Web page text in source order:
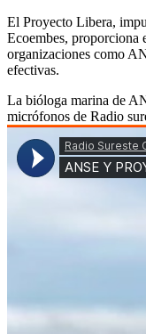
El Proyecto Libera,
Ecoembes, proporciona
organizaciones como
efectivas.
La bióloga marina de
micrófonos de Radio